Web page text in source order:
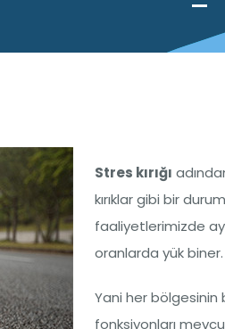
Stres kırığı
kırıklar gibi bir
faaliyetlerimizde
oranlarda yük biner.
Yani her bölgesinin
fonksiyonları